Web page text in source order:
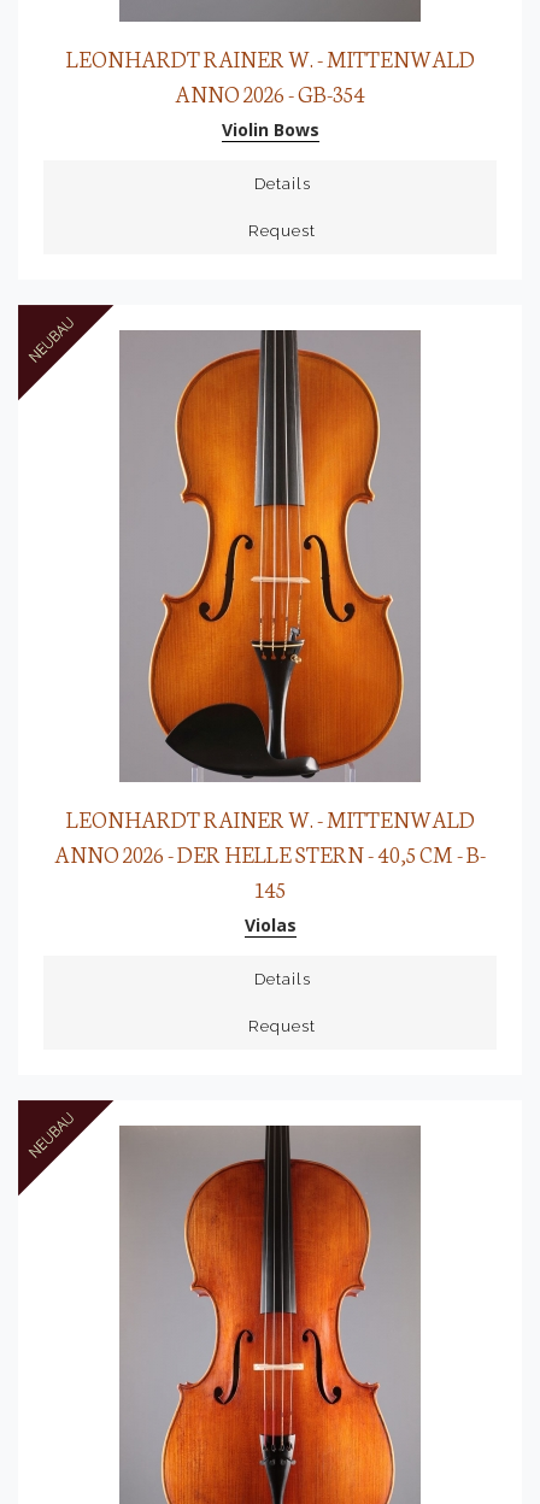
LEONHARDT RAINER W. - MITTENWALD
ANNO 2026 - GB-354
Violin Bows
Details
Request
LEONHARDT RAINER W. - MITTENWALD
ANNO 2026 - DER HELLE STERN - 40,5 CM - B-
145
Violas
Details
Request